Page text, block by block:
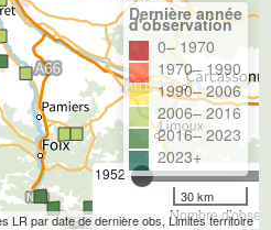
1952
Nombre
Dernière année
d'observation
0– 1970
1970– 1990
1990– 2006
2006– 2016
2016– 2023
2023+
30 km
LR par date de dernière obs, Limites territoire